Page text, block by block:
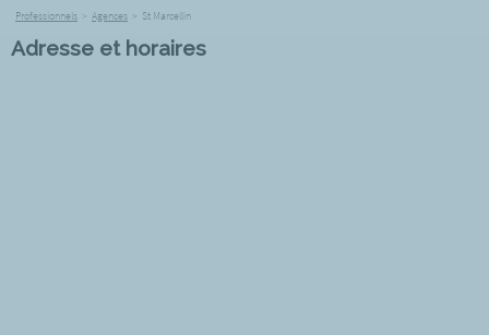
Professionnels > Agences > St Marcellin
Adresse et horaires